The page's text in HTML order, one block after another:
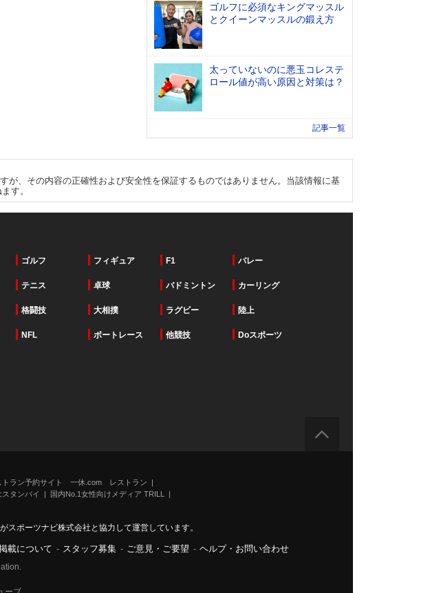
ゴルフに必須なキングマッスル
とクイーンマッスルの鍛え方
太っていないのに悪玉コレステ
ロール値が高い原因と対策は？
記事一覧
、その内容の正確性および安全性を保証するものではありません。当該情報に基
す。
ゴルフ フィギュア F1 バレー
テニス 卓球 バドミントン カーリング
格闘技 大相撲 ラグビー 陸上
NFL ボートレース 他競技 Doスポーツ
トラン予約サイト 一休.com レストラン
タンバイ
国内No.1女性向けメディア TRILL
ポーツナビ株式会社と協力して運営しています。
載について - スタッフ募集 - ご意見・ご要望 - ヘルプ・お問い合わせ